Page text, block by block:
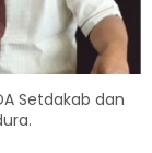
Setdakab dan